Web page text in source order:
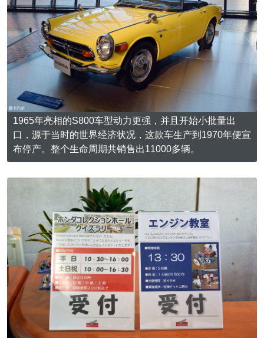
1965年亮相的S800车型动力更强，并且开始小批量出
口，源于当时的世界经济状况，这款车生产到1970年便宣
布停产。整个生命周期共销售出11000多辆。